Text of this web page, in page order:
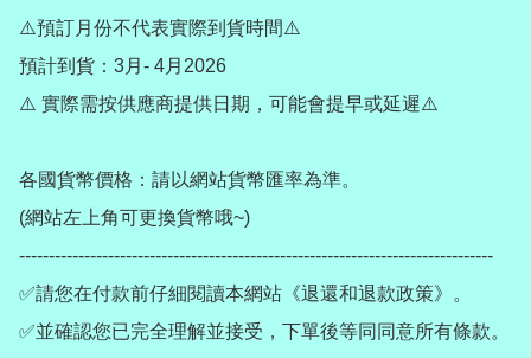
⚠️預訂月份不代表實際到貨時間⚠️
預計到貨：3月- 4月2026
⚠️ 實際需按供應商提供日期，可能會提早或延遲⚠️
各國貨幣價格：請以網站貨幣匯率為準。
(網站左上角可更換貨幣哦~)
--------------------------------------------------------------------------------
✅請您在付款前仔細閱讀本網站《退還和退款政策》。
✅並確認您已完全理解並接受，下單後等同同意所有條款。